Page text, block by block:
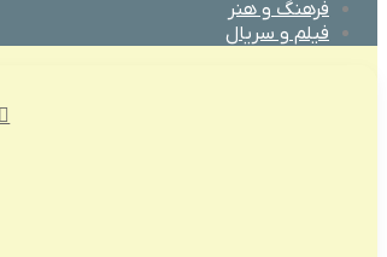
فرهنگ و هنر
فیلم و سریال